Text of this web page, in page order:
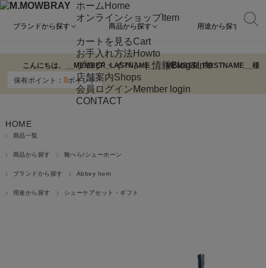
ホーム Home
オンラインショップItem
カートを見るCart
お手入れ方法Howto
ブログ・イベント情報Blog&Info
店舗案内Shops
会員ログインMember login
CONTACT
ブランドから探す 商品から探す 用途から探す
こんにちは、 __MEMBER_LASTNAME____MEMBER_FIRSTNAME__ 様
保有ポイント：0ポイント
HOME
商品一覧
商品から探す 靴べら/シューホーン
ブランドから探す Abbey horn
用途から探す シューケアセット・ギフト